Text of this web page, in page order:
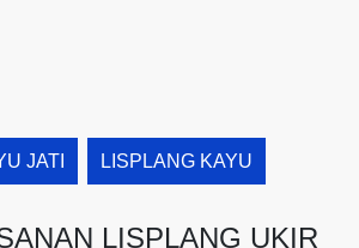
JATI LISPLANG KAYU
LISPLANG UKIR